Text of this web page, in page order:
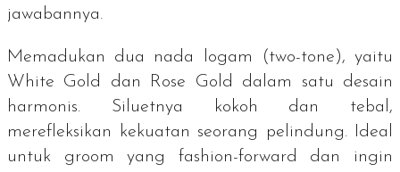
jawabannya.
Memadukan dua nada logam (two-tone ), yaitu
White Gold
dan Rose Gold dalam satu desain
harmonis. Siluetnya kokoh dan tebal,
merefleksikan kekuatan seorang pelindung. Ideal
untuk groom yang fashion-forward dan ingin